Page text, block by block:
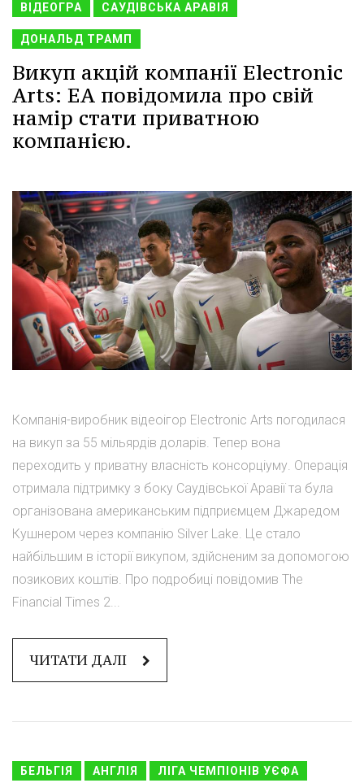
ВІДЕОГРА САУДІВСЬКА АРАВІЯ
ДОНАЛЬД ТРАМП
Викуп акцій компанії Electronic
Arts: EA повідомила про свій
намір стати приватною
компанією.
Компанія-виробник відеоігор Electronic Arts погодилася
на викуп за 55 мільярдів доларів. Тепер вона
переходить у приватну власність консорціуму. Операція
отримала підтримку з боку Саудівської Аравії та була
організована американським підприємцем Джаредом
Кушнером через компанію Silver Lake. Це стало
найбільшим в історії викупом, здійсненим за допомогою
позикових коштів. Про подробиці повідомив The
Financial Times 2...
ЧИТАТИ ДАЛІ
БЕЛЬГІЯ АНГЛІЯ ЛІГА ЧЕМПІОНІВ УЄФА